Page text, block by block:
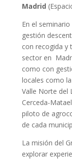
Madrid
En el
gestión
con recogida y
sector en
como con
locales como
Valle Norte del
Cerceda-
piloto de
de cada
La misión del
explorar